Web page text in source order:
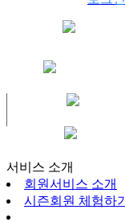
서비스 소개
회원서비스 소개
시즌회원 체험하기